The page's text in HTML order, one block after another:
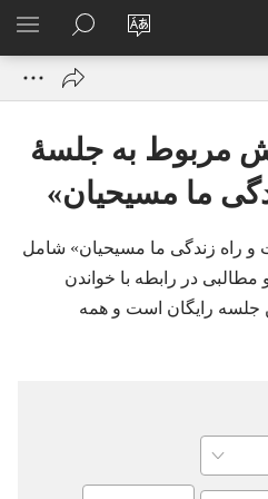
زبان
را
دهید
ورود
باز
می‌شود)
JW.ORG
جستجو
کنید
مربوط به جلسهٔ
ما مسیحیان»
راه زندگی ما مسیحیان» شامل
در رابطه با خواندن
رایگان است و همه